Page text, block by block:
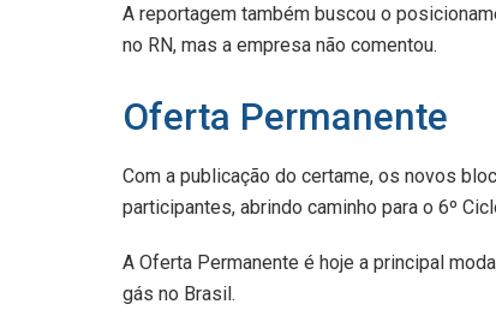
A reportagem também buscou o
no RN, mas a empresa não comentou.
Oferta Permanente
Com a publicação do certame, os novos
participantes, abrindo caminho para o 6º
A Oferta Permanente é hoje a principal
gás no Brasil.